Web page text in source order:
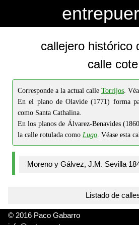
callejero histórico
calle cote
Corresponde a la actual calle Torrijos.
En el plano de Olavide (1771) forma
como Santa Cathalina.
En los planos de Álvarez-Benavides
la calle rotulada como Lugo. Véase esta
Listado de
© 2016 Paco Gabarro